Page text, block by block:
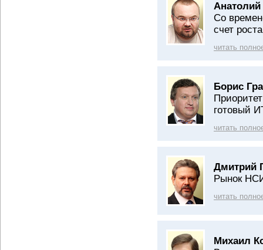
Со
счет
читать
Борис
готовый
читать
Дмитрий
Рынок
читать
Михаил